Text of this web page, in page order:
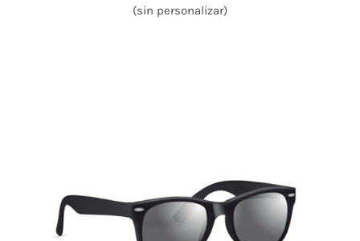
(sin personalizar)